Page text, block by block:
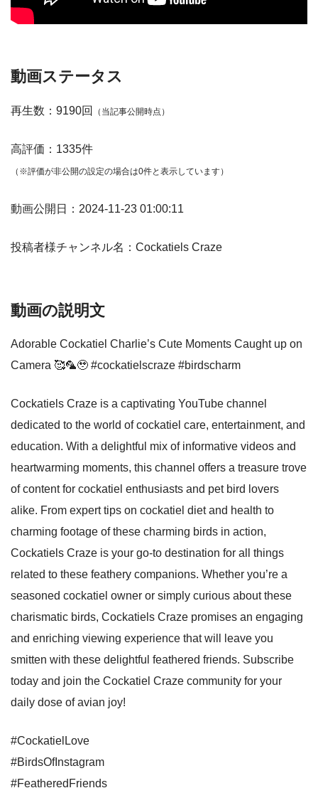
動画ステータス
再生数：9190回 （当記事公開時点）
高評価：1335件
（※評価が非公開の設定の場合は0件と表示しています）
動画公開日：2024-11-23 01:00:11
投稿者様チャンネル名：Cockatiels Craze
動画の説明文
Adorable Cockatiel Charlie’s Cute Moments Caught up on
Camera 🥰🦜🥹 #cockatielscraze #birdscharm
Cockatiels Craze is a captivating YouTube channel
dedicated to the world of cockatiel care, entertainment, and
education. With a delightful mix of informative videos and
heartwarming moments, this channel offers a treasure trove
of content for cockatiel enthusiasts and pet bird lovers
alike. From expert tips on cockatiel diet and health to
charming footage of these charming birds in action,
Cockatiels Craze is your go-to destination for all things
related to these feathery companions. Whether you’re a
seasoned cockatiel owner or simply curious about these
charismatic birds, Cockatiels Craze promises an engaging
and enriching viewing experience that will leave you
smitten with these delightful feathered friends. Subscribe
today and join the Cockatiel Craze community for your
daily dose of avian joy!
#CockatielLove
#BirdsOfInstagram
#FeatheredFriends